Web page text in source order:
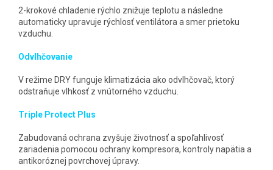
2-krokové chladenie rýchlo znižuje teplotu a následne
automaticky upravuje rýchlosť ventilátora a smer prietoku
vzduchu.
Odvlhčovanie
V režime DRY funguje klimatizácia ako odvlhčovač, ktorý
odstraňuje vlhkosť z vnútorného vzduchu.
Triple Protect Plus
Zabudovaná ochrana zvyšuje životnosť a spoľahlivosť
zariadenia pomocou ochrany kompresora, kontroly napätia a
antikoróznej povrchovej úpravy.